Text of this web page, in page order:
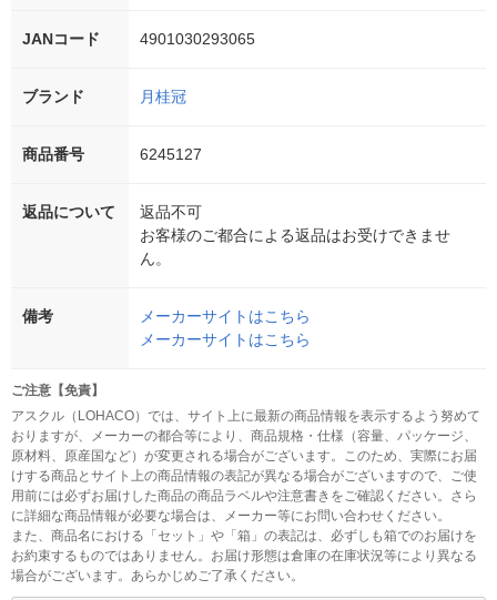
JANコード 4901030293065
ブランド 月桂冠
商品番号 6245127
返品について
返品不可
お客様のご都合による返品はお受けできませ
ん。
備考
メーカーサイトはこちら
メーカーサイトはこちら
ご注意【免責】
アスクル（LOHACO）では、サイト上に最新の商品情報を表示するよう努めて
おりますが、メーカーの都合等により、商品規格・仕様（容量、パッケージ、
原材料、原産国など）が変更される場合がございます。このため、実際にお届
けする商品とサイト上の商品情報の表記が異なる場合がございますので、ご使
用前には必ずお届けした商品の商品ラベルや注意書きをご確認ください。さら
に詳細な商品情報が必要な場合は、メーカー等にお問い合わせください。
また、商品名における「セット」や「箱」の表記は、必ずしも箱でのお届けを
お約束するものではありません。お届け形態は倉庫の在庫状況等により異なる
場合がございます。あらかじめご了承ください。